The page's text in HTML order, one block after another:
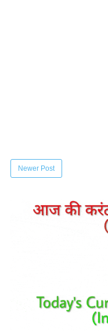
Newer Post